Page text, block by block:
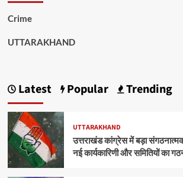
Crime
UTTARAKHAND
Latest Popular Trending
UTTARAKHAND
उत्तराखंड कांग्रेस में बड़ा
नई कार्यकारिणी और समितियों का